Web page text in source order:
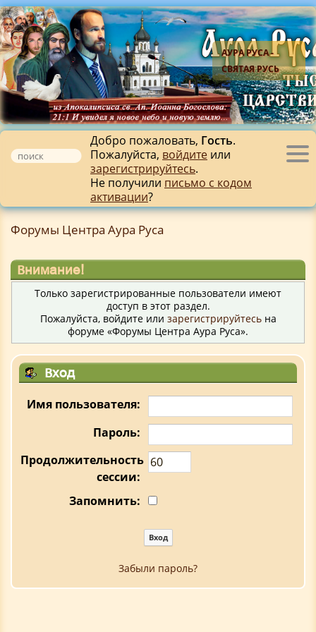
АУРА РУСА -
СВЯТАЯ РУСЬ
Добро пожаловать, Гость.
Пожалуйста, войдите или
зарегистрируйтесь.
Не получили письмо с кодом
активации?
Форумы Центра Аура Руса
Внимание!
Только зарегистрированные пользователи имеют
доступ в этот раздел.
Пожалуйста, войдите или зарегистрируйтесьна
форуме «Форумы Центра Аура Руса».
Вход
Имя пользователя:
Пароль:
Продолжительность
сессии:
Запомнить:
Забыли пароль?